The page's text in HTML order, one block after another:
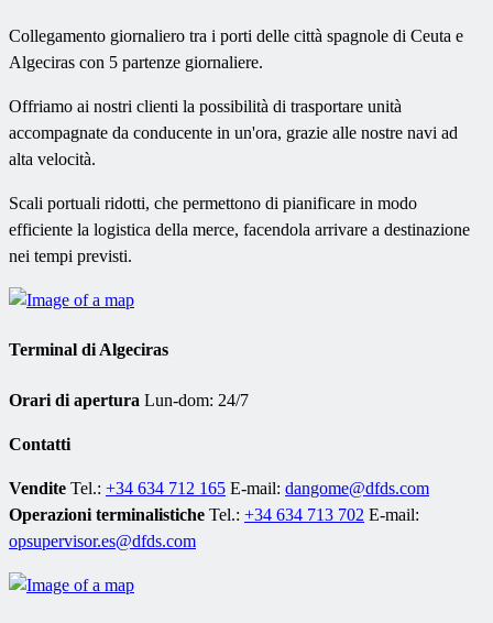
Collegamento giornaliero tra i porti delle città spagnole di Ceuta e
Algeciras con 5 partenze giornaliere.
Offriamo ai nostri clienti la possibilità di trasportare unità
accompagnate da conducente in un'ora, grazie alle nostre navi ad
alta velocità.
Scali portuali ridotti, che permettono di pianificare in modo
efficiente la logistica della merce, facendola arrivare a destinazione
nei tempi previsti.
Terminal di Algeciras
Orari di apertura Lun-dom: 24/7
Contatti
Vendite Tel.: +34 634 712 165 E-mail: dangome@dfds.com
Operazioni terminalistiche Tel.: +34 634 713 702 E-mail:
opsupervisor.es@dfds.com